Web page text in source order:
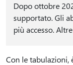
Dopo ottobre
supportato. Gli
più accesso.
Con le tabulazioni,